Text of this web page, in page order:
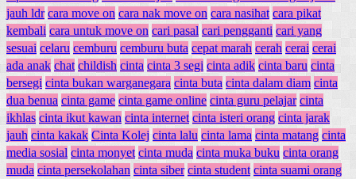
jauh ldr cara move on cara nak move on cara nasihat cara pikat
kembali cara untuk move on cari pasal cari pengganti cari yang
sesuai celaru cemburu cemburu buta cepat marah cerah cerai cerai
ada anak chat childish cinta cinta 3 segi cinta adik cinta baru cinta
bersegi cinta bukan warganegara cinta buta cinta dalam diam cinta
dua benua cinta game cinta game online cinta guru pelajar cinta
ikhlas cinta ikut kawan cinta internet cinta isteri orang cinta jarak
jauh cinta kakak Cinta Kolej cinta lalu cinta lama cinta matang cinta
media sosial cinta monyet cinta muda cinta muka buku cinta orang
muda cinta persekolahan cinta siber cinta student cinta suami orang